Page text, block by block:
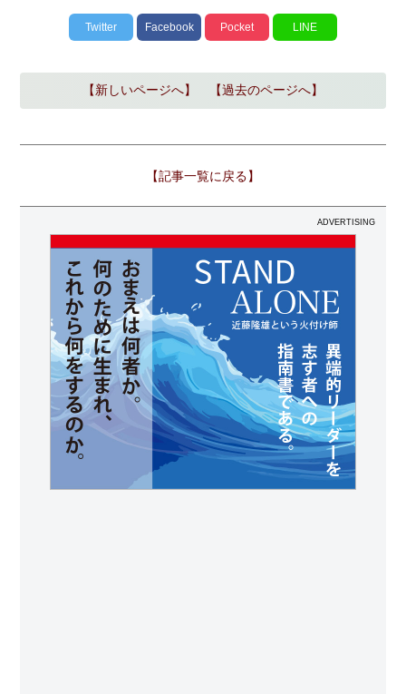
Twitter Facebook Pocket LINE
【新しいページへ】 【過去のページへ】
【記事一覧に戻る】
ADVERTISING